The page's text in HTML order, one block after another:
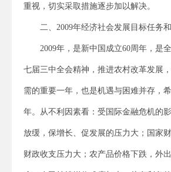
重视，切实采取措施逐步加以解决。
二、2009年经济社会发展目标任务
2009年，是新中国成立60周年，是
七届三中全会精神，推进农村改革发展
需的重要一年，也是机遇与困难并存，
年。从不利因素看：受国际金融危机的
放缓，保增长、促发展的压力大；国家
财政收支压力大；农产品价格下跌，外